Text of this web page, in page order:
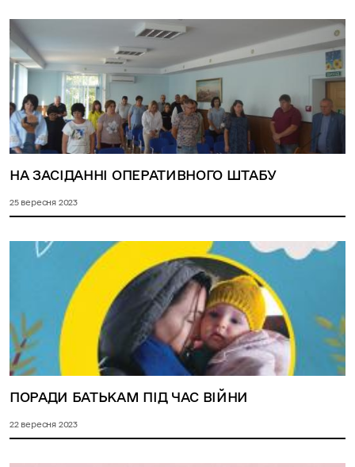
НА ЗАСІДАННІ ОПЕРАТИВНОГО ШТАБУ
25 вересня 2023
ПОРАДИ БАТЬКАМ ПІД ЧАС ВІЙНИ
22 вересня 2023